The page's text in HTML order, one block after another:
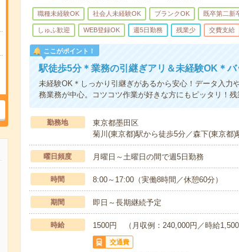
職種未経験OK 社会人未経験OK ブランクOK 既卒第二新
しゅふ歓迎 WEB登録OK 週5日勤務 残業少 交費支給
ここがポイント！
駅徒歩5分＊業務の引継ぎアリ＆未経験OK＊
未経験OK＊しっかり引継ぎがあるから安心！データ入力
務業務が中心。コツコツ作業が好きな方にもピッタリ！
勤務地
東京都墨田区
菊川(東京都)駅から徒歩5分／森下(東京都
曜日頻度 月曜日～土曜日の間で週5日勤務
時間 8:00～17:00（実働8時間／休憩60分）
期間 即日～長期継続予定
時給 1500円 （月収例：240,000円／時給1,500
交通費